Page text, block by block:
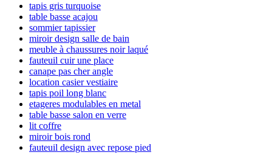
tapis gris turquoise
table basse acajou
sommier tapissier
miroir design salle de bain
meuble à chaussures noir laqué
fauteuil cuir une place
canape pas cher angle
location casier vestiaire
tapis poil long blanc
etageres modulables en metal
table basse salon en verre
lit coffre
miroir bois rond
fauteuil design avec repose pied